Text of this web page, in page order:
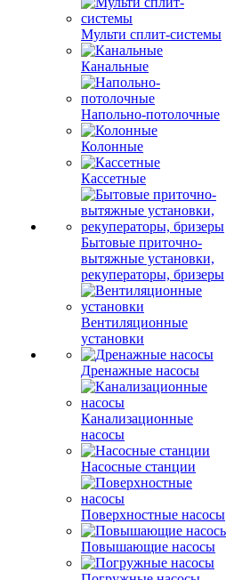
Мульти сплит-системы
Канальные
Напольно-потолочные
Колонные
Кассетные
Бытовые приточно-
вытяжные установки,
рекуператоры, бризеры
Вентиляционные
установки
Дренажные насосы
Канализационные
насосы
Насосные станции
Поверхностные насосы
Повышающие насосы